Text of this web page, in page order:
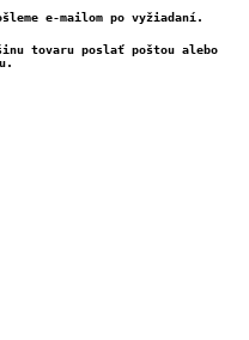
e-mailom po vyžiadaní.
tovaru poslať poštou alebo